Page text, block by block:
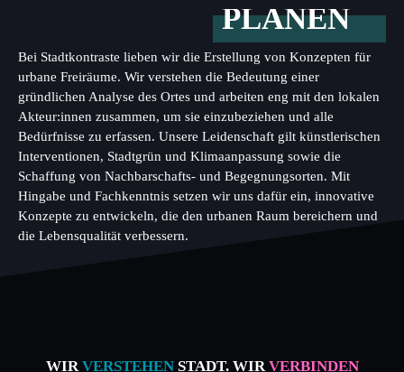
WIR VERSTEHENSTADT. WIR VERBINDEN
PLANEN
Bei Stadtkontraste lieben wir die Erstellung von Konzepten für
urbane Freiräume. Wir verstehen die Bedeutung einer
gründlichen Analyse des Ortes und arbeiten eng mit den lokalen
Akteur:innen zusammen, um sie einzubeziehen und alle
Bedürfnisse zu erfassen. Unsere Leidenschaft gilt künstlerischen
Interventionen, Stadtgrün und Klimaanpassung sowie die
Schaffung von Nachbarschafts- und Begegnungsorten. Mit
Hingabe und Fachkenntnis setzen wir uns dafür ein, innovative
Konzepte zu entwickeln, die den urbanen Raum bereichern und
die Lebensqualität verbessern.